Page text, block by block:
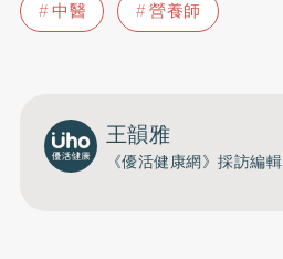
中醫
營養師
王韻雅
《優活健康網》採訪編輯